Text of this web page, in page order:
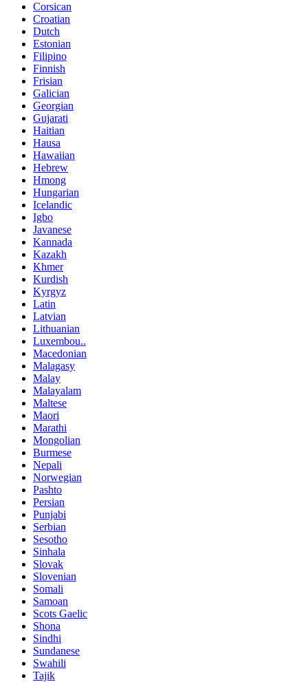
Corsican
Croatian
Dutch
Estonian
Filipino
Finnish
Frisian
Galician
Georgian
Gujarati
Haitian
Hausa
Hawaiian
Hebrew
Hmong
Hungarian
Icelandic
Igbo
Javanese
Kannada
Kazakh
Khmer
Kurdish
Kyrgyz
Latin
Latvian
Lithuanian
Luxembou..
Macedonian
Malagasy
Malay
Malayalam
Maltese
Maori
Marathi
Mongolian
Burmese
Nepali
Norwegian
Pashto
Persian
Punjabi
Serbian
Sesotho
Sinhala
Slovak
Slovenian
Somali
Samoan
Scots Gaelic
Shona
Sindhi
Sundanese
Swahili
Tajik